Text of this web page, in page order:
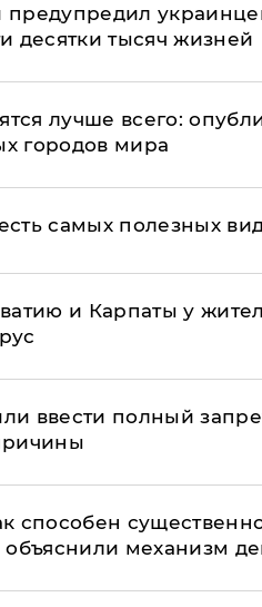
предупредил
десятки тысяч жизней
лучше всего:
городов мира
самых полезных
и Карпаты у
ввести полный
способен
объяснили механизм